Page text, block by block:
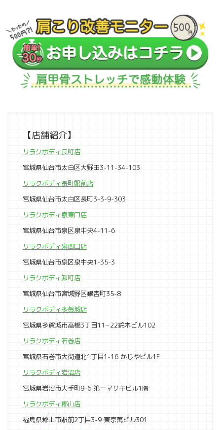
【店舗紹介】
リラクボディ長町店
宮城県仙台市太白区大野田3-11-34-103
リラクボディ長町駅前店
宮城県仙台市太白区長町3-3-9-303
リラクボディ泉東口店
宮城県仙台市泉区泉中央4-11-6
リラクボディ泉西口店
宮城県仙台市泉区泉中央1-35-3
リラクボディ卸町店
宮城県仙台市宮城野区銀杏町35-8
リラクボディ多賀城店
宮城県多賀城市高橋3丁目11−22鈴木ビル102
リラクボディ石巻店
宮城県石巻市大街道北1丁目1-16 かじやビル1F
リラクボディ岩沼店
宮城県岩沼市大手町9-6 第一マサキビル1階
リラクボディ郡山店
福島県郡山市駅前2丁目3-9 東京萬ビル301